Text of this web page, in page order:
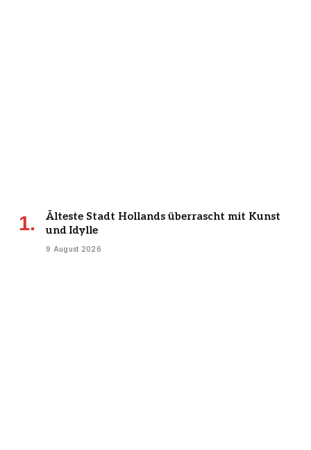
Älteste Stadt Hollands überrascht mit Kunst
und Idylle
9 August 2026